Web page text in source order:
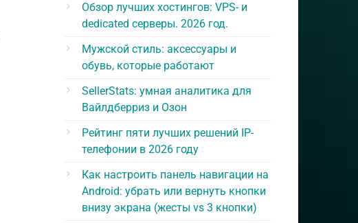
Обзор лучших хостингов: VPS- и
dedicated серверы. 2026 год.
Мужской стиль: аксессуары и
обувь, которые работают
SellerStats: умная аналитика для
Вайлдберриз и Озон
Рейтинг пяти лучших решений IP-
телефонии в 2026 году
Как настроить панель навигации на
Android: убрать или вернуть кнопки
внизу экрана (жесты vs 3 кнопки)